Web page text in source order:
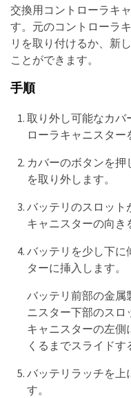
交換用コントローラキ
す。元のコントローラ
リを取り付けるか、新
ことができます。
手順
取り外し可能なカバ
ローラキャニスター
カバーのボタンを
を取り外します。
バッテリのスロット
キャニスターの向き
バッテリを少し下に
ターに挿入します。
バッテリ前部の金属
ニスター下部のス
キャニスターの左側
くるまでスライドす
バッテリラッチを上
す。